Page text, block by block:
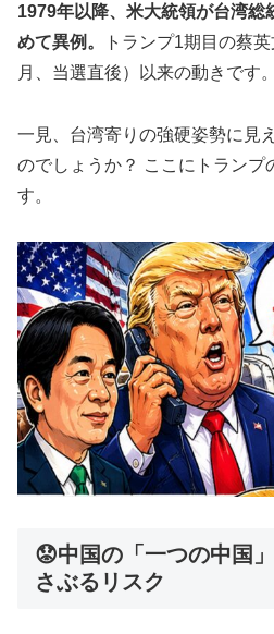
1979年以降、米大統領が台湾総
めて異例。
トランプ1期目の蔡
月、当選直後）以来の動きです。
一見、台湾寄りの強硬姿勢に見
のでしょうか？ ここにトランプ
す。
😟中国の「一つの中国
さぶるリスク